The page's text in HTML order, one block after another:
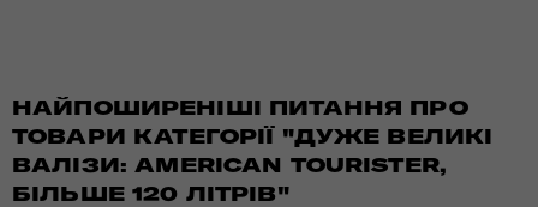
НАЙПОШИРЕНІШІ ПИТАННЯ ПРО
ТОВАРИ КАТЕГОРІЇ "ДУЖЕ ВЕЛИКІ
ВАЛІЗИ: AMERICAN TOURISTER,
БІЛЬШЕ 120 ЛІТРІВ"